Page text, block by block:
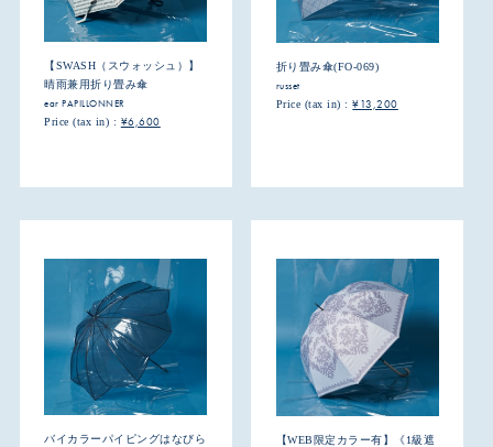
【SWASH（スウォッシュ）】
晴雨兼用折り畳み傘
ear PAPILLONNER
Price (tax in) : ¥6,600
折り畳み傘(FO-069)
russet
Price (tax in) :¥13,200
バイカラーパイピングはなびら
【WEB限定カラー有】《1級遮